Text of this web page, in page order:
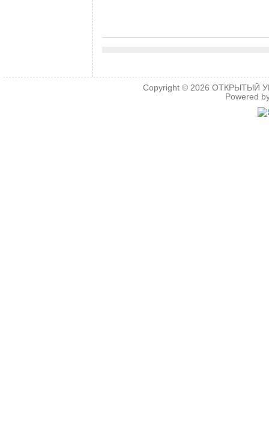
Copyright © 2026ОТКРЫТЫЙ
Powered